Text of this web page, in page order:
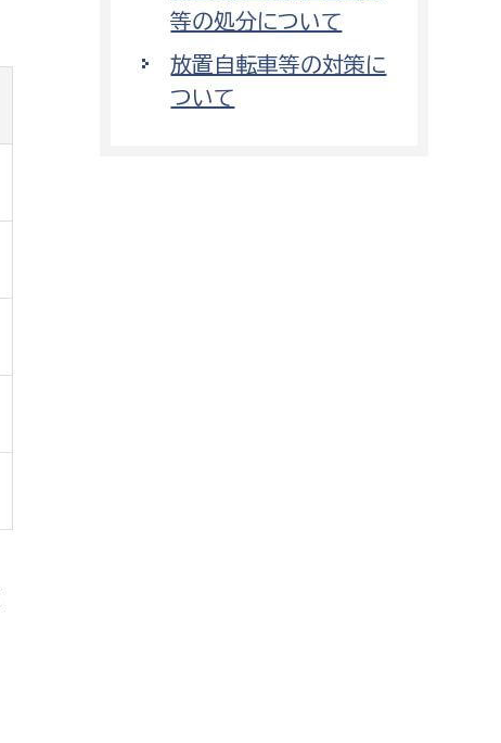
等の処分について
放置自転車等の対策に
ついて